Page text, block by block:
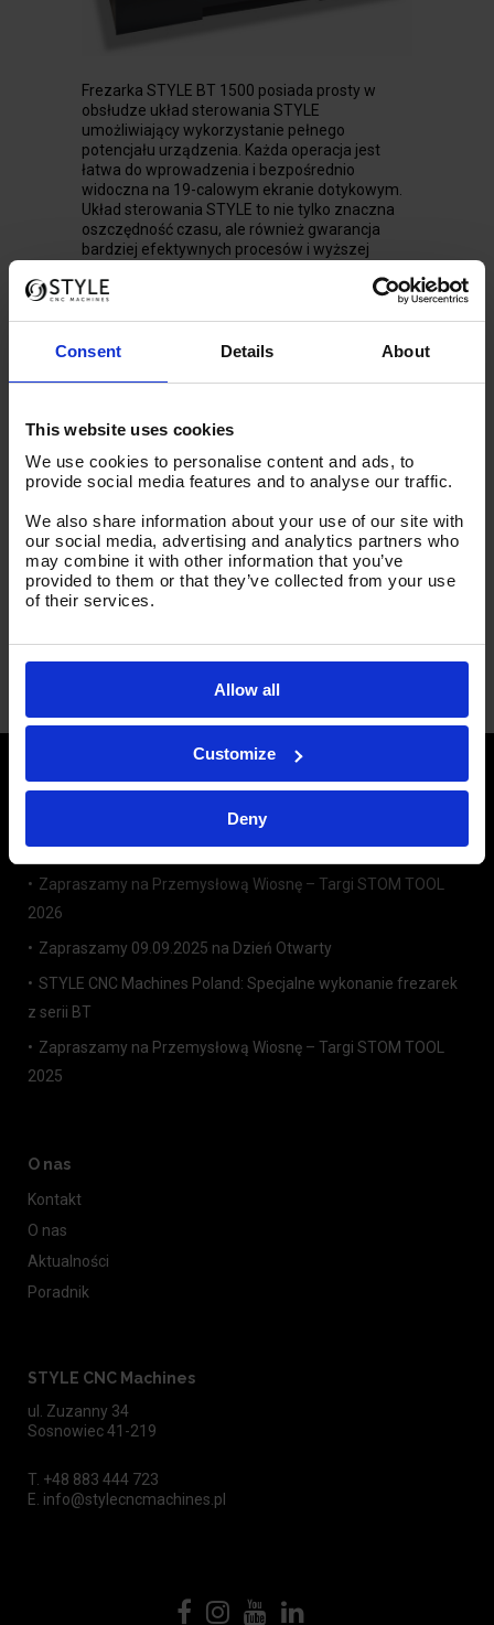
Consent Details About
This website uses cookies
We use cookies to personalise content and ads, to
provide social media features and to analyse our traffic.
We also share information about your use of our site with
our social media, advertising and analytics partners who
may combine it with other information that you’ve
provided to them or that they’ve collected from your use
of their services.
Allow all
Customize
Deny
Frezarka STYLE BT 1500 posiada prosty w
obsłudze układ sterowania STYLE
umożliwiający wykorzystanie pełnego
potencjału urządzenia. Każda operacja jest
łatwa do wprowadzenia i bezpośrednio
widoczna na 19-calowym ekranie dotykowym.
Układ sterowania STYLE to nie tylko znaczna
oszczędność czasu, ale również gwarancja
bardziej efektywnych procesów i wyższej
Główne zalety tokarki STYLE BT
1500:
Łatwo dostępne sterowanie
Ruch w osi X/Y 1500 x 650 mm
Obciążenie stołu do 1000 kg
Maksymalna prędkość obrotowa 12 000
obr./min
Jeśli jesteś zainteresowany kupnem,
skontaktuj się z nami pod numerem +48 883
444 723 lub napisz wiadomość na adres
sprawdzić również działOferty i promocje,
Zapraszamy 09.09.2026 na Dzień Otwarty
Zapraszamy na Przemysłową Wiosnę – Targi STOM TOOL
2026
Zapraszamy 09.09.2025 na Dzień Otwarty
STYLE CNC Machines Poland: Specjalne wykonanie frezarek
z serii BT
Zapraszamy na Przemysłową Wiosnę – Targi STOM TOOL
2025
O nas
Kontakt
O nas
Aktualności
Poradnik
STYLE CNC Machines
ul. Zuzanny 34
Sosnowiec 41-219
T. +48 883 444 723
E. info@stylecncmachines.pl